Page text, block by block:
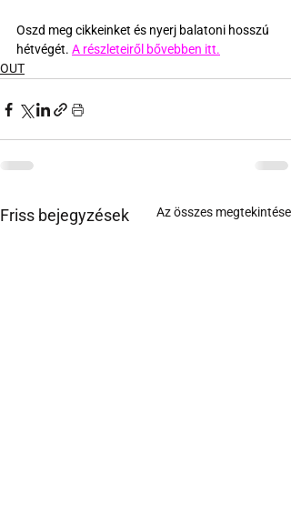
Oszd meg cikkeinket és nyerj balatoni hosszú
hétvégét. A részleteiről bővebben itt.
OUT
Friss bejegyzések Az összes megtekintése